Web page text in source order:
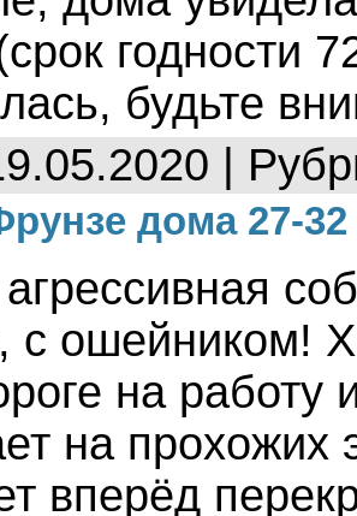
годности
будьте
|
дома 27-32
агрессивная
с ошейником!
на работу
на прохожих
вперёд